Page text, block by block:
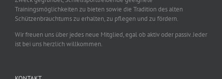
Trainingsmöglichkeiten zu bieten sowie die Tradition des alten
Schützenbrauchtums zu erhalten, zu pflegen und zu fördern.
Wir freuen uns über jedes neue Mitglied, egal ob aktiv oder passiv. Jeder
ist bei uns herzlich willkommen.